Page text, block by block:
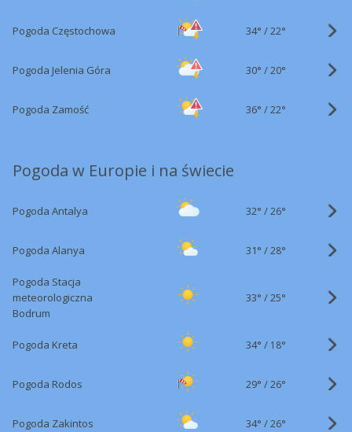
Pogoda Częstochowa 34° /22°
Pogoda Jelenia Góra 30° /20°
Pogoda Zamość 36° /22°
Pogoda w Europie i na świecie
Pogoda Antalya 32° /26°
Pogoda Alanya 31° /28°
Pogoda Stacja
meteorologiczna
Bodrum
33° /25°
Pogoda Kreta 34° / 18°
Pogoda Rodos 29° /26°
Pogoda Zakintos 34° /26°